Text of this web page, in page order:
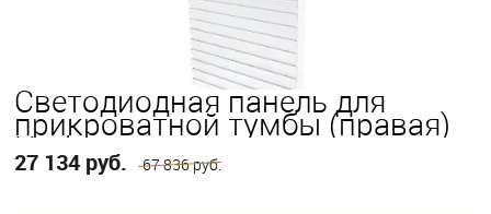
Светодиодная панель для
прикроватной тумбы (правая)
Horizons
27 134 руб. 67 836 руб.